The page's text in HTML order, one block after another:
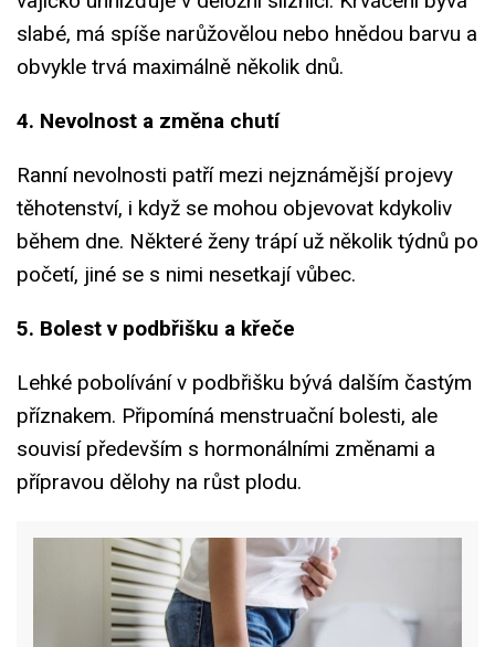
slabé, má spíše narůžovělou nebo hnědou barvu a
obvykle trvá maximálně několik dnů.
4. Nevolnost a změna chutí
Ranní nevolnosti patří mezi nejznámější projevy
těhotenství, i když se mohou objevovat kdykoliv
během dne. Některé ženy trápí už několik týdnů po
početí, jiné se s nimi nesetkají vůbec.
5. Bolest v podbřišku a křeče
Lehké pobolívání v podbřišku bývá dalším častým
příznakem. Připomíná menstruační bolesti, ale
souvisí především s hormonálními změnami a
přípravou dělohy na růst plodu.